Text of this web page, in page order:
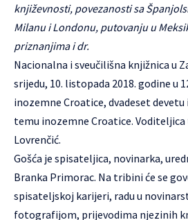
književnosti, povezanosti sa
Milanu i Londonu, putovanju u
priznanjima i dr.
Nacionalna i sveučilišna knjižnica u
srijedu, 10. listopada 2018. godine u
inozemne Croatice, dvadeset
temu inozemne Croatice. Voditeljica
Lovrenčić.
Gošća je spisateljica, novinarka,
Branka Primorac. Na tribini će se
spisateljskoj karijeri, radu u
fotografijom, prijevodima njezinih